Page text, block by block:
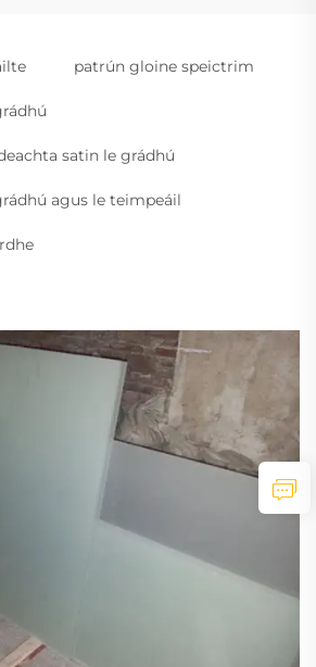
patrún gloine speictrim
satin le grádhú
agus le teimpeáil